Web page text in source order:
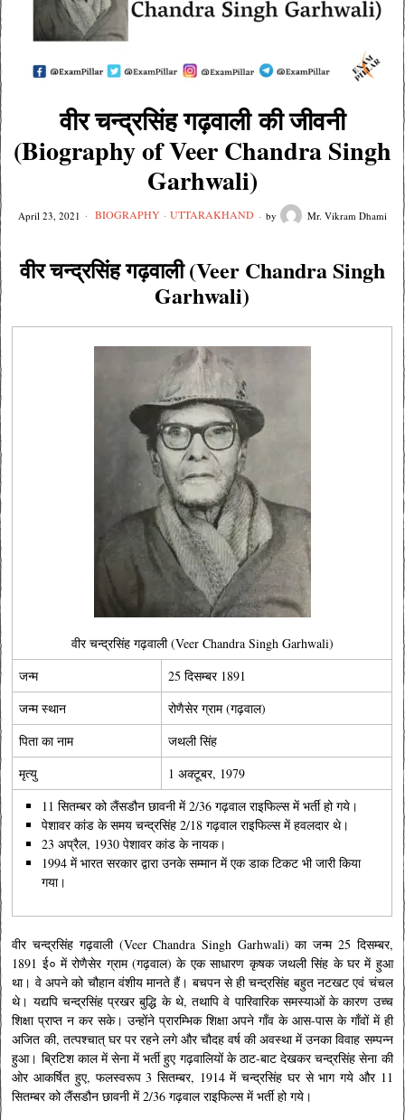
वीर चन्द्रसिंह गढ़वाली की जीवनी
(Biography of Veer Chandra Singh
Garhwali)
April 23, 2021 BIOGRAPHY · UTTARAKHAND by Mr. Vikram Dhami
वीर चन्द्रसिंह गढ़वाली (Veer Chandra Singh
Garhwali)
वीर चन्द्रसिंह गढ़वाली (Veer Chandra Singh Garhwali)
जन्म
25 दिसम्बर 1891
जन्म स्थान
रोणैसेर ग्राम (गढ़वाल)
पिता का नाम
जथली सिंह
मृत्यु
1 अक्टूबर, 1979
11 सितम्बर को लैंसडौन छावनी में 2/36 गढ़वाल राइफिल्स में भर्ती हो गये।
पेशावर कांड केसमय चन्द्रसिंह 2/18 गढ़वाल राइफिल्स में हवलदार थे।
23 अप्रैल, 1930 पेशावर कांड के नायक।
1994 में भारत सरकार द्वारा उनके सम्मान में एक डाक टिकट भी जारी किया
गया।
वीर चन्द्रसिंह गढ़वाली (Veer Chandra Singh Garhwali)का जन्म 25 दिसम्बर,
1891 ई० में रोणैसेर ग्राम (गढ़वाल) के एक साधारण कृषक जथली सिंह के घर में हुआ
था। वे अपने को चौहान वंशीय मानते हैं। बचपन से ही चन्द्रसिंह बहुत नटखट एवं चंचल
थे। यद्यपि चन्द्रसिंह प्रखर बुद्धि के थे, तथापि वे पारिवारिक समस्याओं के कारण उच्च
शिक्षा प्राप्त न कर सके। उन्होंने प्रारम्भिक शिक्षा अपने गाँव के आस-पास के गाँवों में ही
अजित की, तत्पश्चात् घर पर रहने लगे और चौदह वर्ष की अवस्था में उनका विवाह सम्पन्न
हुआ। ब्रिटिश काल में सेना में भर्ती हुए गढ़वालियों के ठाट-बाट देखकर चन्द्रसिंह सेना की
ओर आकर्षित हुए, फलस्वरूप 3 सितम्बर, 1914 में चन्द्रसिंह घर से भाग गये और 11
सितम्बर को लैंसडौन छावनी में 2/36 गढ़वाल राइफिल्स में भर्ती हो गये।